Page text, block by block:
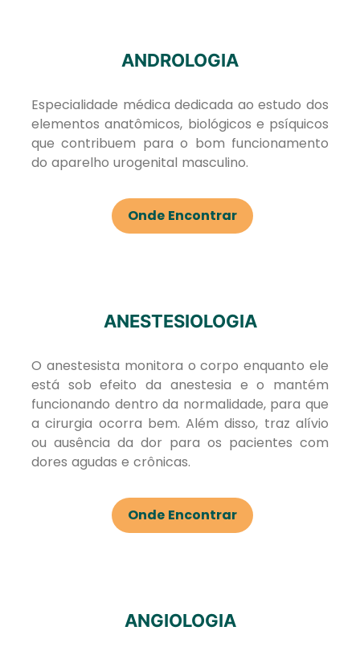
ANDROLOGIA
Especialidade médica dedicada ao estudo dos
elementos anatômicos, biológicos e psíquicos
que contribuem para o bom funcionamento
do aparelho urogenital masculino.
Onde Encontrar
ANESTESIOLOGIA
O anestesista monitora o corpo enquanto ele
está sob efeito da anestesia e o mantém
funcionando dentro da normalidade, para que
a cirurgia ocorra bem. Além disso, traz alívio
ou ausência da dor para os pacientes com
dores agudas e crônicas.
Onde Encontrar
ANGIOLOGIA